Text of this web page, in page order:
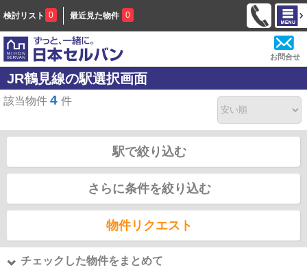
検討リスト 0 最近見た物件 0
お問合せ
JR鶴見線の駅選択画面
該当物件 4 件
駅で絞り込む
さらに条件を絞り込む
物件リクエスト
チェックした物件をまとめて